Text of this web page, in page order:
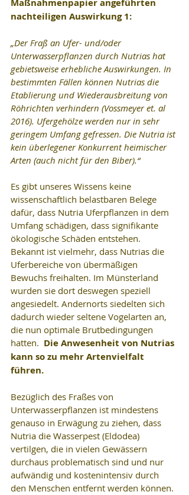
nachteiligen Auswirkung 1:
„Der Fraß an Ufer- und/oder
Unterwasserpflanzen durch Nutrias hat
gebietsweise erhebliche Auswirkungen. In
bestimmten Fällen können Nutrias die
Etablierung und Wiederausbreitung von
Röhrichten verhindern (Vossmeyer et. al
2016). Ufergehölze werden nur in sehr
geringem Umfang gefressen. Die Nutria ist
kein überlegener Konkurrent heimischer
Arten (auch nicht für den Biber).“
Es gibt unseres Wissens keine
wissenschaftlich belastbaren Belege
dafür, dass Nutria Uferpflanzen in dem
Umfang schädigen, dass signifikante
ökologische Schäden entstehen.
Bekannt ist vielmehr, dass Nutrias die
Uferbereiche von übermäßigen
Bewuchs freihalten. Im Münsterland
wurden sie dort deswegen speziell
angesiedelt. Andernorts siedelten sich
dadurch wieder seltene Vogelarten an,
die nun optimale Brutbedingungen
hatten. Die Anwesenheit von Nutrias
kann so zu mehr Artenvielfalt
führen.
Bezüglich des Fraßes von
Unterwasserpflanzen ist mindestens
genauso in Erwägung zu ziehen, dass
Nutria die Wasserpest (Eldodea)
vertilgen, die in vielen Gewässern
durchaus problematisch sind und nur
aufwändig und kostenintensiv durch
den Menschen entfernt werden können.